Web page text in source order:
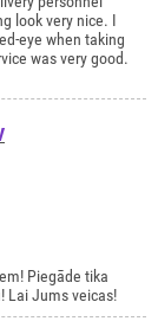
look very nice. I
eye when taking
was very good.
Piegāde tika
Lai Jums veicas!